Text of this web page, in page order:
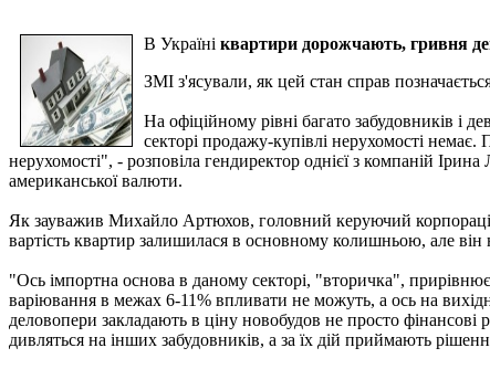
В Україні квартири дорожчають, гривня
ЗМІ з'ясували, як цей стан справ
На офіційному рівні багато забудовників і
секторі продажу-купівлі нерухомості
нерухомості", - розповіла гендиректор однієї з компаній
американської валюти.
Як зауважив Михайло Артюхов, головний керуючий
вартість квартир залишилася в основному колишньою, але він
"Ось імпортна основа в даному секторі, "вторичка",
варіювання в межах 6-11% впливати не можуть, а ось на
деловопери закладають в ціну новобудов не просто
дивляться на інших забудовників, а за їх дій приймають